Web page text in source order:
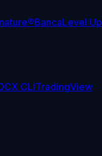
BancaLevel Up
CLITradingView